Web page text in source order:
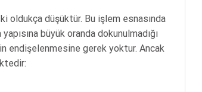
oldukça düşüktür. Bu işlem esnasında
büyük oranda dokunulmadığı
endişelenmesine gerek yoktur. Ancak